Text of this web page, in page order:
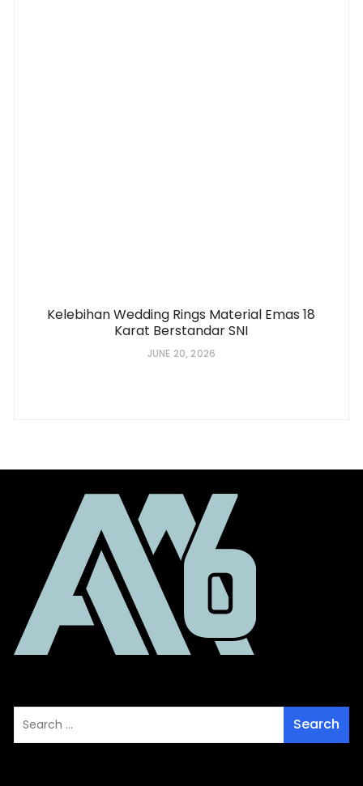
Kelebihan Wedding Rings Material Emas 18
Karat Berstandar SNI
JUNE 20, 2026